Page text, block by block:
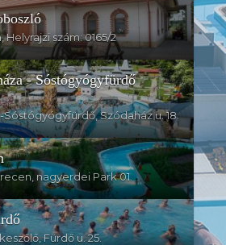
Helyrajzi szám: 0165/2
- Sóstógyógyfürdő
Sóstógyógyfürdő, Szódaház u. 18.
nagyerdei Park 01.
Fürdő u. 25.